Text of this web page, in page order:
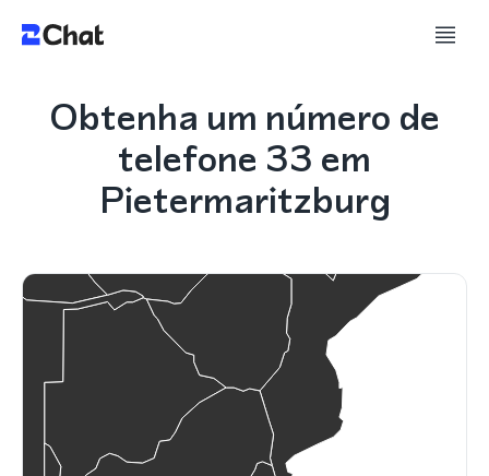
Obtenha um número de
telefone 33 em
Pietermaritzburg